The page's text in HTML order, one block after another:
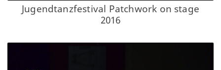
Jugendtanzfestival Patchwork on stage
2016